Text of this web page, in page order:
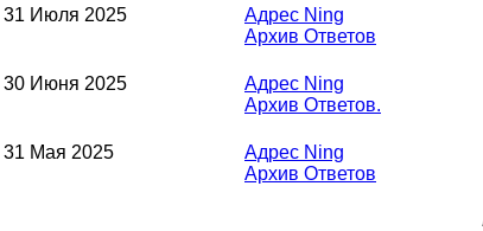
31 Июля 2025
Адрес Ning
Архив Ответов
30 Июня 2025
Адрес Ning
Архив Ответов.
31 Мая 2025
Адрес Ning
Архив Ответов